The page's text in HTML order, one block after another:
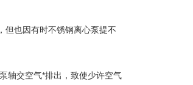
但也因有时不锈钢离心泵提不
轴交空气*排出，致使少许空气